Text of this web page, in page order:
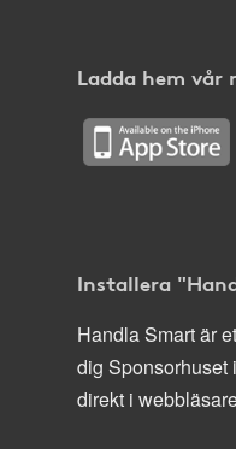
Ladda hem vår
Installera
Handla Smart är
dig Sponsorhuset
direkt i